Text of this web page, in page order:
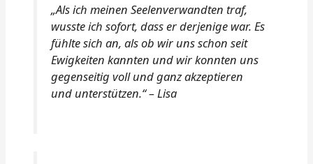
„Als ich meinen Seelenverwandten traf,
wusste ich sofort, dass er derjenige war. Es
fühlte sich an, als ob wir uns schon seit
Ewigkeiten kannten und wir konnten uns
gegenseitig voll und ganz akzeptieren
und unterstützen.“ – Lisa